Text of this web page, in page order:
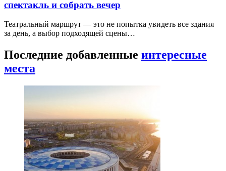
спектакль и собрать вечер
Театральный маршрут — это не попытка увидеть все здания
за день, а выбор подходящей сцены…
Последние добавленные интересные
места